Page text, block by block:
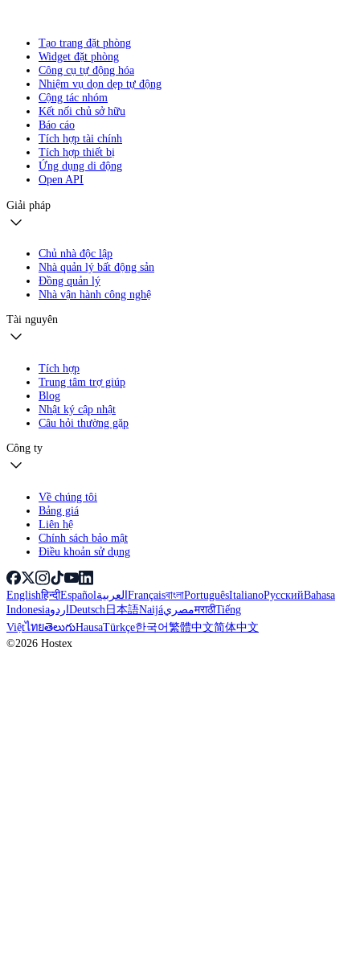
Tạo trang đặt phòng
Widget đặt phòng
Công cụ tự động hóa
Nhiệm vụ dọn dẹp tự động
Cộng tác nhóm
Kết nối chủ sở hữu
Báo cáo
Tích hợp tài chính
Tích hợp thiết bị
Ứng dụng di động
Open API
Giải pháp
Chủ nhà độc lập
Nhà quản lý bất động sản
Đồng quản lý
Nhà vận hành công nghệ
Tài nguyên
Tích hợp
Trung tâm trợ giúp
Blog
Nhật ký cập nhật
Câu hỏi thường gặp
Công ty
Về chúng tôi
Bảng giá
Liên hệ
Chính sách bảo mật
Điều khoản sử dụng
Englishहिन्दीEspañolالعربيةFrançaisবাংলাPortuguêsItalianoРусскийBahasa
IndonesiaاردوDeutsch日本語NaijáمصريमराठीTiếng
ViệtไทยతెలుగుHausaTürkçe한국어繁體中文简体中文
©2026 Hostex